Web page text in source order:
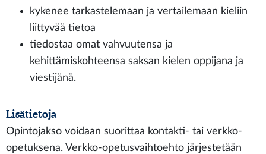
kykenee tarkastelemaan ja vertailemaan kieliin
liittyvää tietoa
tiedostaa omat vahvuutensa ja
kehittämiskohteensa saksan kielen oppijana ja
viestijänä.
Lisätietoja
Opintojakso voidaan suorittaa kontakti- tai verkko-
opetuksena. Verkko-opetusvaihtoehto järjestetään